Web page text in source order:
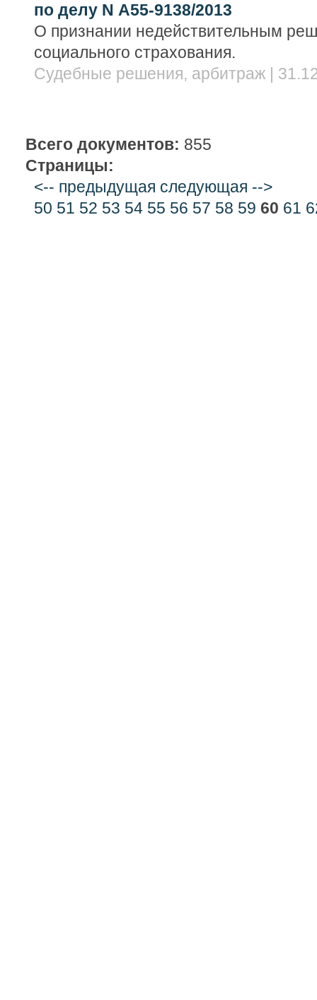
по делу N А55-9138/2013
О признании недействительным
социального страхования.
Судебные решения, арбитраж |
Всего документов: 855
Страницы:
<-- предыдущая следующая -->
50 51 52 53 54 55 56 57 58 59 60 61